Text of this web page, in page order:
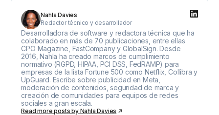
Nahla Davies
Redactor técnico y desarrollador
Desarrolladora de software y redactora técnica que ha
colaborado en más de 70 publicaciones, entre ellas
CPO Magazine, FastCompany y GlobalSign. Desde
2016, Nahla ha creado marcos de cumplimiento
normativo (RGPD, HIPAA, PCI DSS, FedRAMP) para
empresas de la lista Fortune 500 como Netflix, Collibra y
UpGuard. Escribe sobre publicidad en Meta,
moderación de contenidos, seguridad de marca y
creación de comunidades para equipos de redes
sociales a gran escala.
Read more posts by Nahla Davies